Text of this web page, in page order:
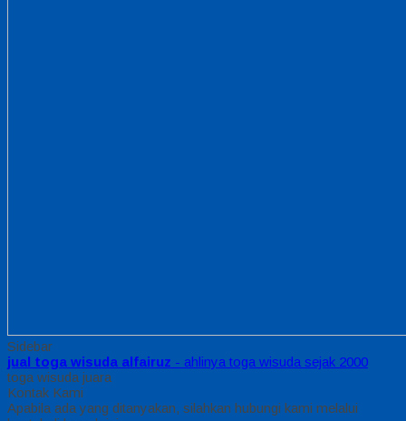
Sidebar
jual toga wisuda alfairuz - ahlinya toga wisuda sejak 2000
toga wisuda juara
Kontak Kami
Apabila ada yang ditanyakan, silahkan hubungi kami melalui